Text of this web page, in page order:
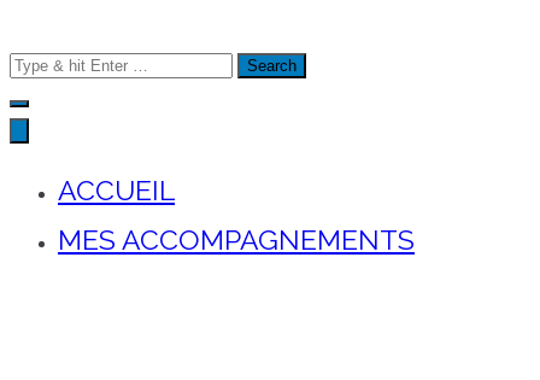
Search
for:
ACCUEIL
MES ACCOMPAGNEMENTS